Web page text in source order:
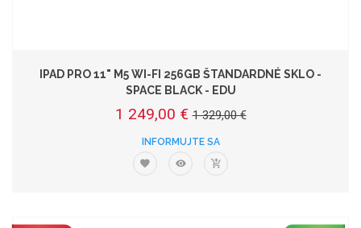
IPAD PRO 11" M5 WI-FI 256GB ŠTANDARDNÉ SKLO -
SPACE BLACK - EDU
1 249,00 € 1 329,00 €
INFORMUJTE SA